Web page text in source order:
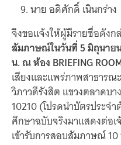
นาย อดิศักดิ์ เนินกร่าง
จึงขอแจ้งให้ผู้มีรายชื่อดังก
สัมภาษณ์ในวันที่ 5 มิถุนาย
น. ณ ห้อง BRIEFING
เสียงและแพร่ภาพสาธารณ
วิภาวดีรังสิต แขวงตลาดบ
10210 (โปรดนำบัตรประจ
ศึกษาฉบับจริงมาแสดงต่อเ
เข้ารับการสอบสัมภาษณ์